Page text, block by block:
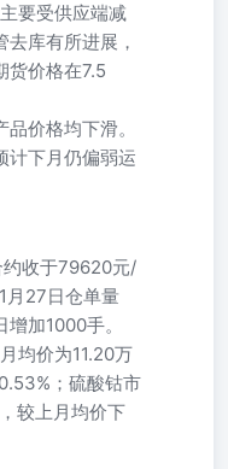
要受供应端减
库有所进展，
货价格在7.5
价格均下滑。
计下月仍偏弱运
约收于79620元/
月27日仓单量
加1000手。
均价为11.20万
；硫酸钴市
较上月均价下